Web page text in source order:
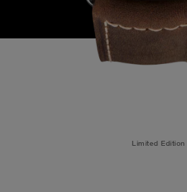
Limited Edition